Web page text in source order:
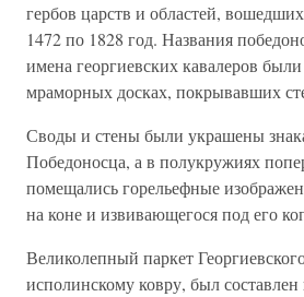
гербов царств и областей,
1472 по 1828 год. Названия
имена георгиевских кавалеров
мраморных досках, покрывавших
Своды и стены были украшены
Победоносца, а в полукружиях
помещались горельефные
на коне и извивающегося под его
Великолепный паркет
исполинскому ковру, был составлен